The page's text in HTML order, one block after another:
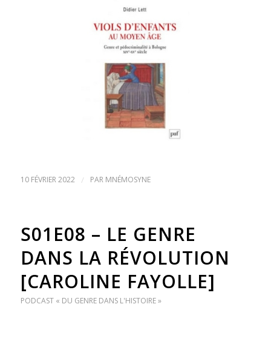
10 FÉVRIER 2022 / PAR MNÉMOSYNE
S01E08 – LE GENRE
DANS LA RÉVOLUTION
[CAROLINE FAYOLLE]
PODCAST « DU GENRE DANS L'HISTOIRE »